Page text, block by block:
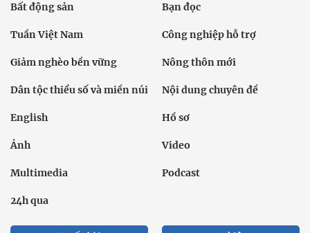
Bất động sản Bạn đọc
Tuần Việt Nam Công nghiệp hỗ trợ
Giảm nghèo bền vững Nông thôn mới
Dân tộc thiểu số và miền núi Nội dung chuyên đề
English Hồ sơ
Ảnh Video
Multimedia Podcast
24h qua